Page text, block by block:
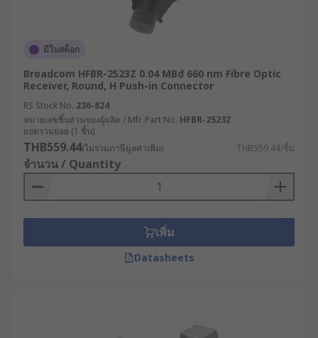
มีในสต็อก
Broadcom HFBR-2523Z 0.04 MBd 660 nm Fibre Optic
Receiver, Round, H Push-in Connector
RS Stock No. 236-824
หมายเลขชิ้นส่วนของผู้ผลิต / Mfr. Part No. HFBR-2523Z
ยอดรวมย่อย (1 ชิ้น)
THB559.44(ไม่รวมภาษีมูลค่าเพิ่ม) THB559.44/ชิ้น
จำนวน / Quantity
เพิ่ม
Datasheets